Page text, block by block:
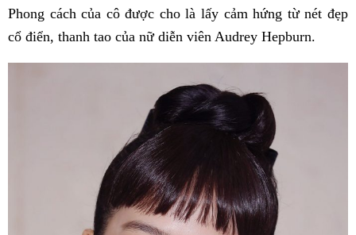
Phong cách của cô được cho là lấy cảm hứng từ nét đẹp
cổ điển, thanh tao của nữ diễn viên Audrey Hepburn.